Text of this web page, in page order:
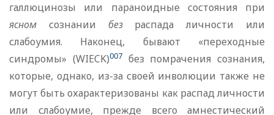
галлюцинозы или параноидные состояния при
ясном сознании безраспада личности или
слабоумия. Наконец, бывают «переходные
синдромы» (WIECK)007без помрачения сознания,
которые, однако, из-за своей инволюции также не
могут быть охарактеризованы как распад личности
или слабоумие, прежде всего амнестический